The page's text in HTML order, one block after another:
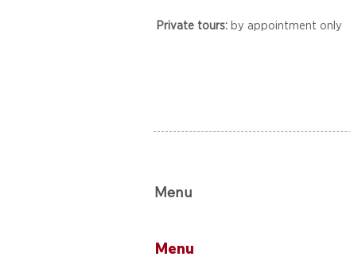
Private tours: by appointment only
Menu
Menu